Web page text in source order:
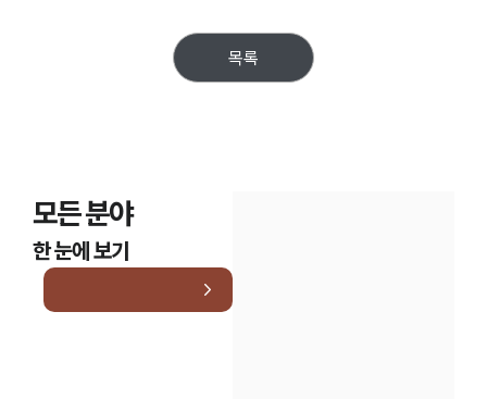
목록
모든 분야
한 눈에 보기